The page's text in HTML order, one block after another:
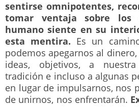
sentirse omnipotentes,
tomar ventaja sobre los
humano siente en su
esta mentira. Es un
podemos apegarnos al
ideas, objetivos, a
tradición e incluso a algunas
en lugar de impulsarnos, nos
de unirnos, nos enfrentarán.